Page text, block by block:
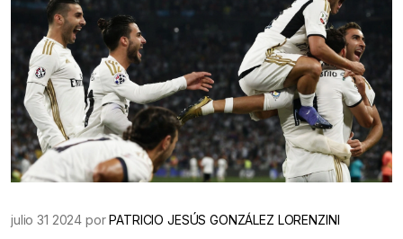
julio 31 2024 porPATRICIO JESÚS GONZÁLEZ LORENZINI